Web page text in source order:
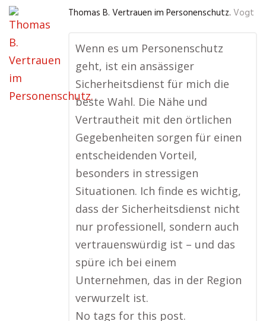
Thomas B. Vertrauen im Personenschutz. Vogt
Wenn es um Personenschutz
geht, ist ein ansässiger
Sicherheitsdienst für mich die
beste Wahl. Die Nähe und
Vertrautheit mit den örtlichen
Gegebenheiten sorgen für einen
entscheidenden Vorteil,
besonders in stressigen
Situationen. Ich finde es wichtig,
dass der Sicherheitsdienst nicht
nur professionell, sondern auch
vertrauenswürdig ist – und das
spüre ich bei einem
Unternehmen, das in der Region
verwurzelt ist.
No tags for this post.